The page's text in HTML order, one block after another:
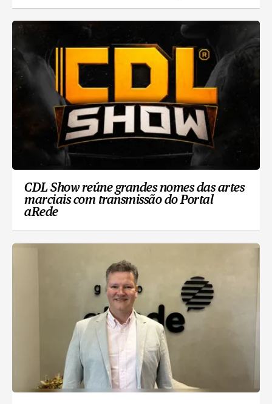
CDL Show reúne grandes nomes das artes
marciais com transmissão do Portal
aRede